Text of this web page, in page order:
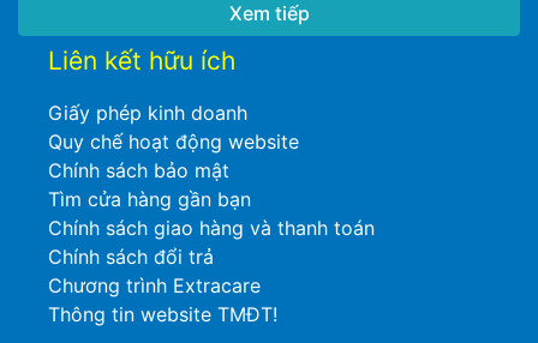
Xem tiếp
Liên kết hữu ích
Giấy phép kinh doanh
Quy chế hoạt động website
Chính sách bảo mật
Tìm cửa hàng gần bạn
Chính sách giao hàng và thanh toán
Chính sách đổi trả
Chương trình Extracare
Thông tin website TMĐT!